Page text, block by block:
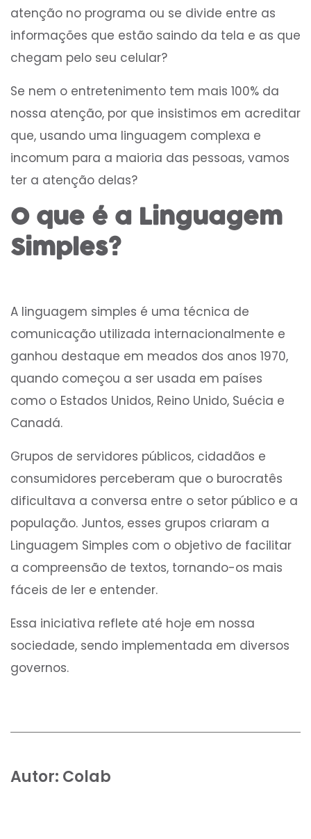
atenção no programa ou se divide entre as
informações que estão saindo da tela e as que
chegam pelo seu celular?
Se nem o entretenimento tem mais 100% da
nossa atenção, por que insistimos em acreditar
que, usando uma linguagem complexa e
incomum para a maioria das pessoas, vamos
ter a atenção delas?
O que é a Linguagem
Simples?
A linguagem simples é uma técnica de
comunicação utilizada internacionalmente e
ganhou destaque em meados dos anos 1970,
quando começou a ser usada em países
como o Estados Unidos, Reino Unido, Suécia e
Canadá.
Grupos de servidores públicos, cidadãos e
consumidores perceberam que o burocratês
dificultava a conversa entre o setor público e a
população. Juntos, esses grupos criaram a
Linguagem Simples com o objetivo de facilitar
a compreensão de textos, tornando-os mais
fáceis de ler e entender.
Essa iniciativa reflete até hoje em nossa
sociedade, sendo implementada em diversos
governos.
Autor: Colab